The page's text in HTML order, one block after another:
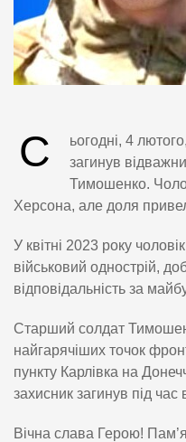
С
ьогодні, 4
загинув
Тимошенко.
Херсона, але доля
У квітні 2023 року
військовий однострій,
відповідальність за
Старший солдат
найгарячіших точок
пункту Карлівка на
захисник загинув під
Вічна слава Герою!